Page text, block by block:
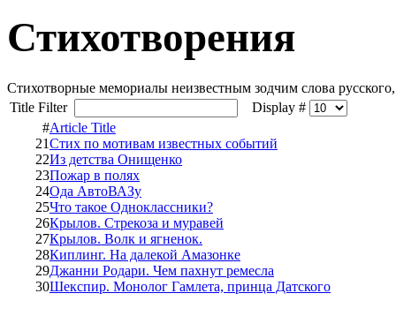
Стихотворения
Стихотворные мемориалы неизвестным зодчим слова
Title Filter
Display #
#Article Title
21Стих по мотивам известных событий
22Из детства Онищенко
23Пожар в полях
24Ода АвтоВАЗу
25Что такое Одноклассники?
26Крылов. Стрекоза и муравей
27Крылов. Волк и ягненок.
28Киплинг. На далекой Амазонке
29Джанни Родари. Чем пахнут ремесла
30Шекспир. Монолог Гамлета, принца Датского